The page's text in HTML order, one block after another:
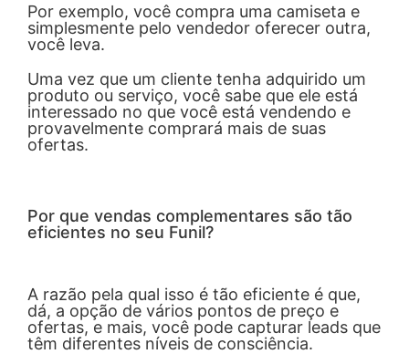
Por exemplo, você compra uma camiseta e
simplesmente pelo vendedor oferecer outra,
você leva.
Uma vez que um cliente tenha adquirido um
produto ou serviço, você sabe que ele está
interessado no que você está vendendo e
provavelmente comprará mais de suas
ofertas.
Por que vendas complementares são tão
eficientes no seu Funil?
A razão pela qual isso é tão eficiente é que,
dá, a opção de vários pontos de preço e
ofertas, e mais, você pode capturar leads que
têm diferentes níveis de consciência.